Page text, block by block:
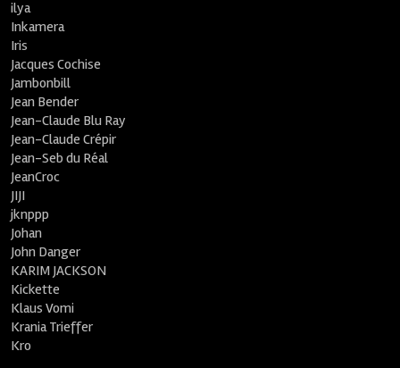
ilya
Inkamera
Iris
Jacques Cochise
Jambonbill
Jean Bender
Jean-Claude Blu Ray
Jean-Claude Crépir
Jean-Seb du Réal
JeanCroc
JIJI
jknppp
Johan
John Danger
KARIM JACKSON
Kickette
Klaus Vomi
Krania Trieffer
Kro